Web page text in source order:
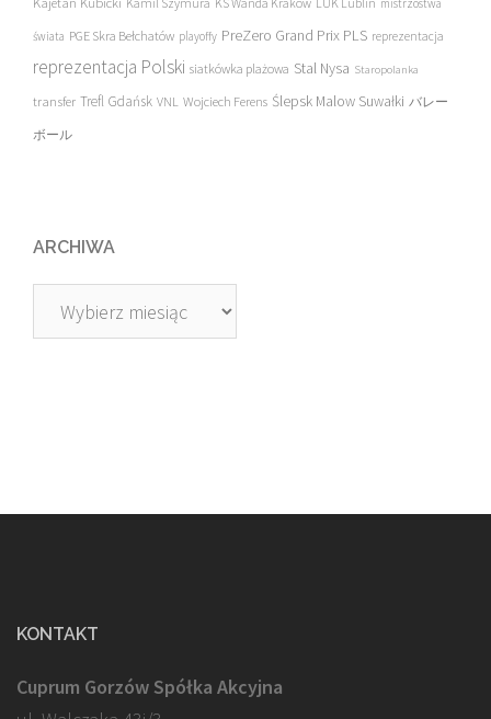
mistrzostwa
świata PGE Skra Bełchatów playoffy PreZero Grand Prix PLS reprezentacja
reprezentacja Polski siatkówka plażowa Stal Nysa Staropolanka
transfer Trefl Gdańsk VNL Wojciech Ferens Ślepsk Malow Suwałki バレー
ボール
ARCHIWA
Archiwa
KONTAKT
Cuprum Gorzów Spółka Akcyjna